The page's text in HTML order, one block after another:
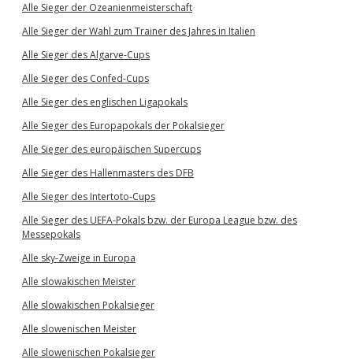
Alle Sieger der Ozeanienmeisterschaft
Alle Sieger der Wahl zum Trainer des Jahres in Italien
Alle Sieger des Algarve-Cups
Alle Sieger des Confed-Cups
Alle Sieger des englischen Ligapokals
Alle Sieger des Europapokals der Pokalsieger
Alle Sieger des europäischen Supercups
Alle Sieger des Hallenmasters des DFB
Alle Sieger des Intertoto-Cups
Alle Sieger des UEFA-Pokals bzw. der Europa League bzw. des
Messepokals
Alle sky-Zweige in Europa
Alle slowakischen Meister
Alle slowakischen Pokalsieger
Alle slowenischen Meister
Alle slowenischen Pokalsieger